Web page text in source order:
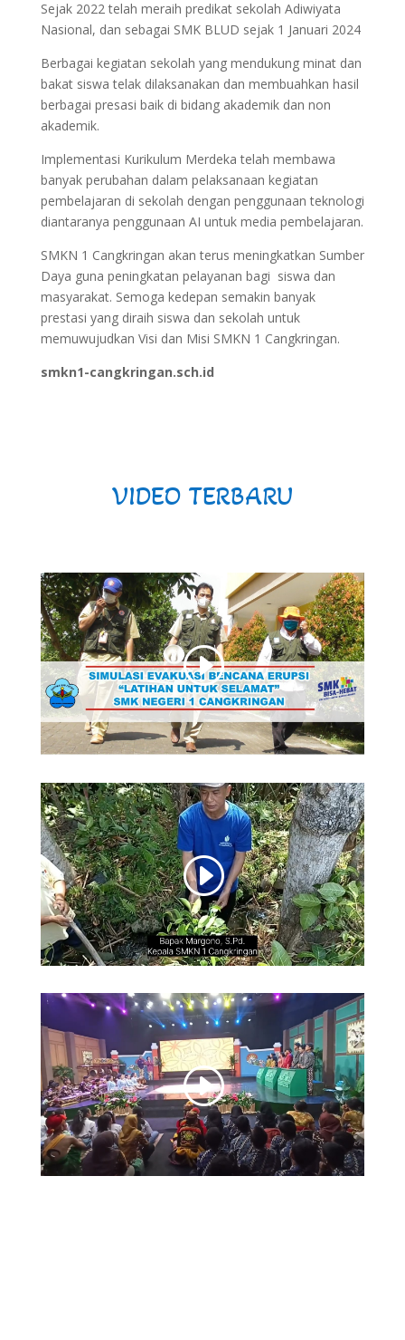
Sejak 2022 telah meraih predikat sekolah Adiwiyata
Nasional, dan sebagai SMK BLUD sejak 1 Januari 2024
Berbagai kegiatan sekolah yang mendukung minat dan
bakat siswa telak dilaksanakan dan membuahkan hasil
berbagai presasi baik di bidang akademik dan non
akademik.
Implementasi Kurikulum Merdeka telah membawa
banyak perubahan dalam pelaksanaan kegiatan
pembelajaran di sekolah dengan penggunaan teknologi
diantaranya penggunaan AI untuk media pembelajaran.
SMKN 1 Cangkringan akan terus meningkatkan Sumber
Daya guna peningkatan pelayanan bagi siswa dan
masyarakat. Semoga kedepan semakin banyak
prestasi yang diraih siswa dan sekolah untuk
memuwujudkan Visi dan Misi SMKN 1 Cangkringan.
smkn1-cangkringan.sch.id
VIDEO TERBARU